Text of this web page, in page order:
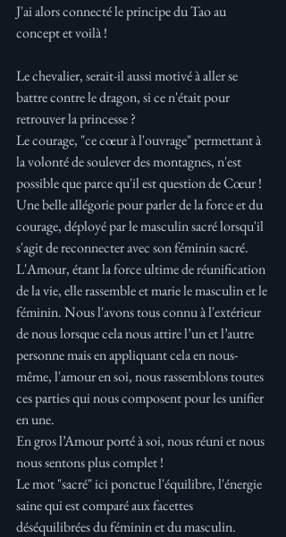
J'ai alors connecté le principe du Tao au
concept et voilà !
Le chevalier, serait-il aussi motivé à aller se
battre contre le dragon, si ce n'était pour
retrouver la princesse ?
Le courage, "ce cœur à l'ouvrage" permettant à
la volonté de soulever des montagnes, n'est
possible que parce qu'il est question de Cœur !
Une belle allégorie pour parler de la force et du
courage, déployé par le masculin sacré lorsqu'il
s'agit de reconnecter avec son féminin sacré.
L'Amour, étant la force ultime de réunification
de la vie, elle rassemble et marie le masculin et le
féminin. Nous l'avons tous connu à l'extérieur
de nous lorsque cela nous attire l’un et l’autre
personne mais en appliquant cela en nous-
même, l'amour en soi, nous rassemblons toutes
ces parties qui nous composent pour les unifier
en une.
En gros l’Amour porté à soi, nous réuni et nous
nous sentons plus complet !
Le mot "sacré" ici ponctue l'équilibre, l'énergie
saine qui est comparé aux facettes
déséquilibrées du féminin et du masculin.